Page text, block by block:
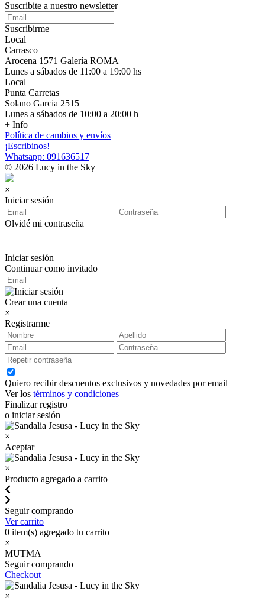
Suscribite a nuestro newsletter
Suscribirme
Local
Carrasco
Arocena 1571 Galería ROMA
Lunes a sábados de 11:00 a 19:00 hs
Local
Punta Carretas
Solano Garcia 2515
Lunes a sábados de 10:00 a 20:00 h
+ Info
Política de cambios y envíos
¡Escribinos!
Whatsapp: 091636517
© 2026 Lucy in the Sky
×
Iniciar sesión
Olvidé mi contraseña
Iniciar sesión
Continuar como invitado
Crear una cuenta
×
Registrarme
Quiero recibir descuentos exclusivos y novedades por email
Ver los términos y condiciones
Finalizar registro
o iniciar sesión
×
Aceptar
×
Producto agregado a carrito
Seguir comprando
Ver carrito
0 item(s) agregado tu carrito
×
MUTMA
Seguir comprando
Checkout
×